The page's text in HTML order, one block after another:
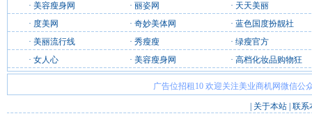
· 美容瘦身网 · 丽姿网 · 天天美丽
· 度美网 · 奇妙美体网 · 蓝色国度扮靓社
· 美丽流行线 · 秀瘦瘦 · 绿瘦官方
· 女人心 · 美容瘦身网 · 高档化妆品购物狂
广告位招租10 欢迎关注美业商机网微信公
关于本站 联系